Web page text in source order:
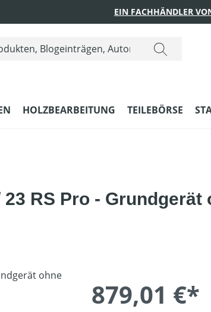
EIN FACHHÄNDLER
HOLZBEARBEITUNG TEILEBÖRSE
RS Pro - Grundgerät
879,01 €*